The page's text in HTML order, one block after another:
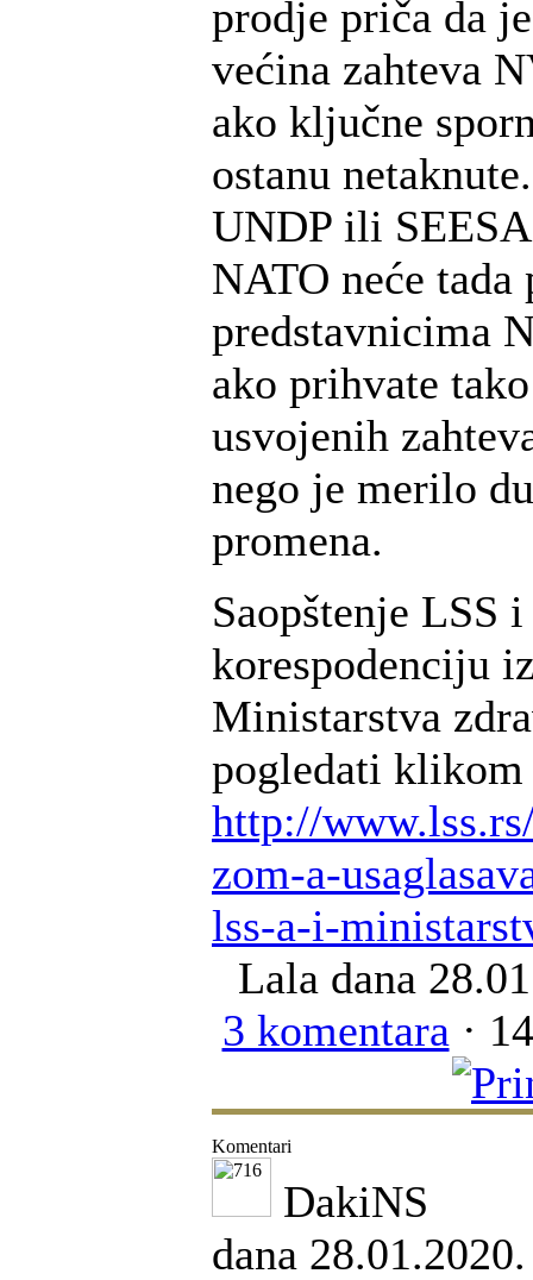
prodje priča da
većina zahteva
ako ključne
ostanu
UNDP ili
NATO neće tada
predstavnicima
ako prihvate
usvojenih
nego je merilo
promena.
Saopštenje LSS i
korespodenciju
Ministarstva
pogledati
http://
zom-a-
lss-a-i-
Lala dana
3 komentara ·
Komentari
DakiNS
dana